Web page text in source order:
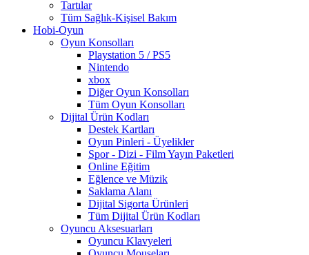
Tartılar
Tüm Sağlık-Kişisel Bakım
Hobi-Oyun
Oyun Konsolları
Playstation 5 / PS5
Nintendo
xbox
Diğer Oyun Konsolları
Tüm Oyun Konsolları
Dijital Ürün Kodları
Destek Kartları
Oyun Pinleri - Üyelikler
Spor - Dizi - Film Yayın Paketleri
Online Eğitim
Eğlence ve Müzik
Saklama Alanı
Dijital Sigorta Ürünleri
Tüm Dijital Ürün Kodları
Oyuncu Aksesuarları
Oyuncu Klavyeleri